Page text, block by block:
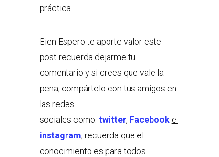
práctica.
Bien Espero te aporte valor este
post recuerda dejarme tu
comentario y si crees que vale la
pena, compártelo con tus amigos en
las redes
sociales como: twitter, Facebook e
instagram, recuerda que el
conocimiento es para todos.